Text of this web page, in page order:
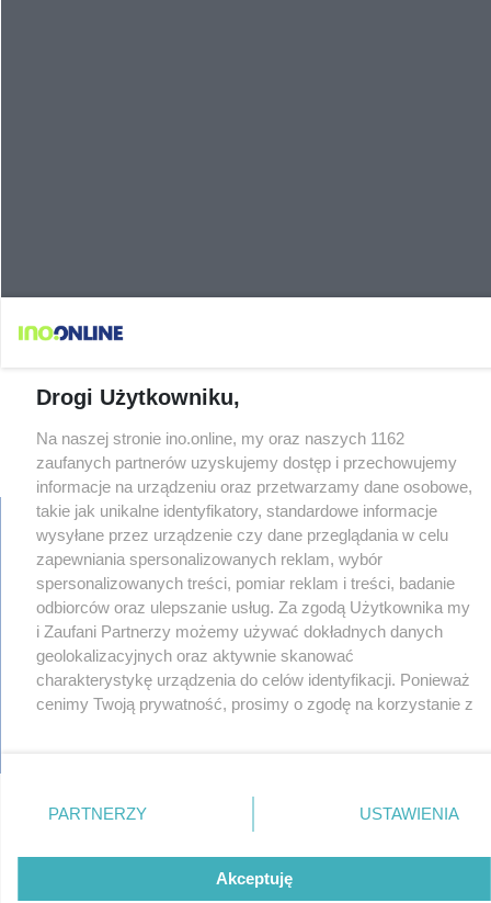
regulamin
reklama
redakcja
pliki cookies
prywatność
reklamacje
gowork.pl
Drogi Użytkowniku,
Na naszej stronie ino.online, my oraz naszych 1162
zaufanych partnerów uzyskujemy dostęp i przechowujemy
informacje na urządzeniu oraz przetwarzamy dane osobowe,
takie jak unikalne identyfikatory, standardowe informacje
wysyłane przez urządzenie czy dane przeglądania w celu
zapewniania spersonalizowanych reklam, wybór
spersonalizowanych treści, pomiar reklam i treści, badanie
odbiorców oraz ulepszanie usług. Za zgodą Użytkownika my
i Zaufani Partnerzy możemy używać dokładnych danych
geolokalizacyjnych oraz aktywnie skanować
charakterystykę urządzenia do celów identyfikacji. Ponieważ
cenimy Twoją prywatność, prosimy o zgodę na korzystanie z
. Niektóre rodzaje przetwarzania
danych nie wymagają zgody użytkownika, ale masz prawo
miały zastosowania tylko na tej witrynie.
PARTNERZY USTAWIENIA
Akceptuję